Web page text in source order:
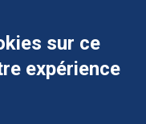
sur ce
expérience